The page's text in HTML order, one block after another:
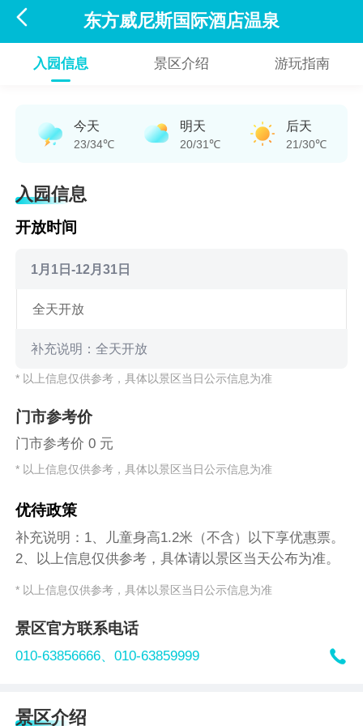
 东方威尼斯国际酒店温泉
入园信息 景区介绍 游玩指南
今天
23/34℃
明天
20/31℃
后天
21/30℃
入园信息
开放时间
1月1日-12月31日
全天开放
补充说明：全天开放
* 以上信息仅供参考，具体以景区当日公示信息为准
门市参考价
门市参考价 0 元
* 以上信息仅供参考，具体以景区当日公示信息为准
优待政策
补充说明：1、儿童身高1.2米（不含）以下享优惠票。
2、以上信息仅供参考，具体请以景区当天公布为准。
* 以上信息仅供参考，具体以景区当日公示信息为准
景区官方联系电话
010-63856666、010-63859999 
景区介绍